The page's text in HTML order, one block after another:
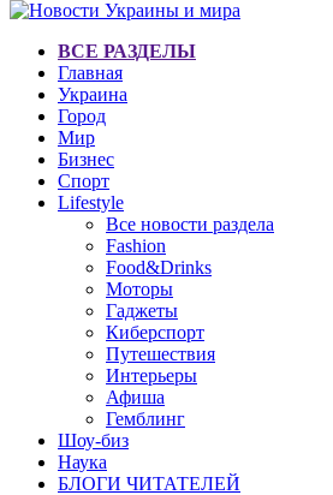
ВСЕ РАЗДЕЛЫ
Главная
Украина
Город
Мир
Бизнес
Спорт
Lifestyle
Все новости раздела
Fashion
Food&Drinks
Моторы
Гаджеты
Киберспорт
Путешествия
Интерьеры
Афиша
Гемблинг
Шоу-биз
Наука
БЛОГИ ЧИТАТЕЛЕЙ